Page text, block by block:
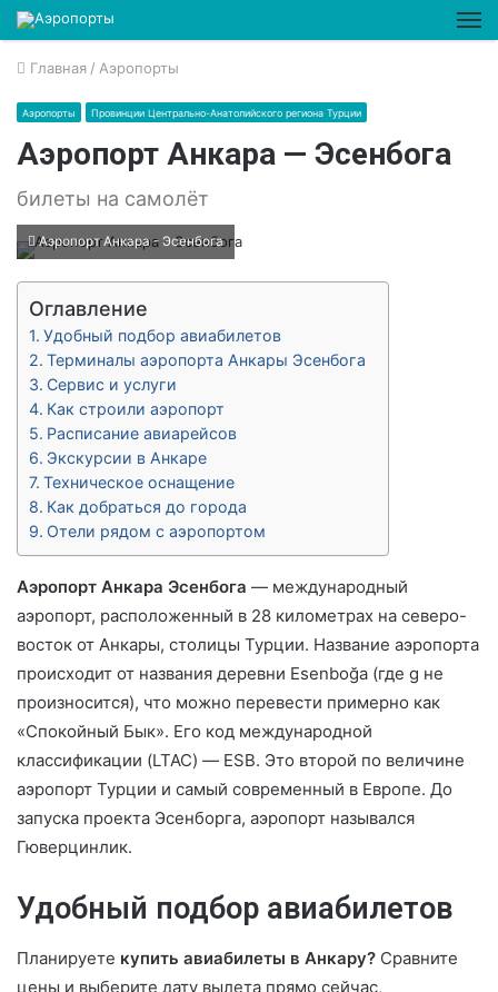
Главная / Аэропорты
Аэропорты Провинции Центрально-Анатолийского региона Турции
Аэропорт Анкара — Эсенбога
билеты на самолёт
Аэропорт Анкара - Эсенбога
Оглавление
Удобный подбор авиабилетов
Терминалы аэропорта Анкары Эсенбога
Сервис и услуги
Как строили аэропорт
Расписание авиарейсов
Экскурсии в Анкаре
Техническое оснащение
Как добраться до города
Отели рядом с аэропортом
Аэропорт Анкара Эсенбога — международный
аэропорт, расположенный в 28 километрах на северо-
восток от Анкары, столицы Турции. Название аэропорта
происходит от названия деревни Esenboğa (где g не
произносится), что можно перевести примерно как
«Спокойный Бык». Его код международной
классификации (LTAC) — ESB. Это второй по величине
аэропорт Турции и самый современный в Европе. До
запуска проекта Эсенборга, аэропорт назывался
Гюверцинлик.
Удобный подбор авиабилетов
Планируете купить авиабилеты в Анкару? Сравните
цены и выберите дату вылета прямо сейчас,